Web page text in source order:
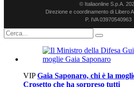
© Italiaonline S.p.A.
Direzione e coordinamento di Libero
P. IVA 03970540963
VIP Gaia Saponaro, chi è la
Crosetto che ha sorpreso tutti